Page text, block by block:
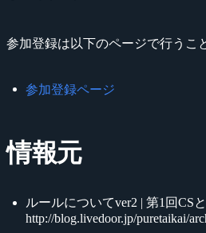
参加登録は以下のページで行うこ
参加登録ページ
情報元
ルールについてver2 | 第1回CS
http://blog.livedoor.jp/puretaikai/